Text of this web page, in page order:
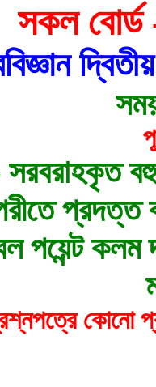
সকল
সরবরাহকৃত
প্রদত্ত
পয়েন্ট কলম
কোনো